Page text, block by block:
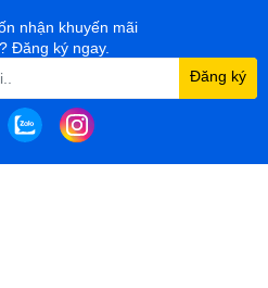
nhận khuyến mãi
Đăng ký ngay.
Đăng ký